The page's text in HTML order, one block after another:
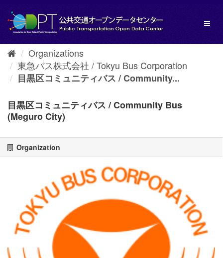
content
Organizations
東急バス株式会社 / Tokyu Bus Corporation
目黒区コミュニティバス / Community...
目黒区コミュニティバス / Community Bus
(Meguro City)
Organization